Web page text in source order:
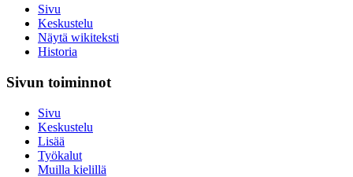
Sivu
Keskustelu
Näytä wikiteksti
Historia
Sivun toiminnot
Sivu
Keskustelu
Lisää
Työkalut
Muilla kielillä